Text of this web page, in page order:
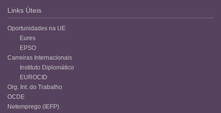
Links Úteis
Oportunidades na UE
Eures
EPSO
Carreiras Internacionais
Instituto Diplomático
EUROCID
Org. Int. do Trabalho
OCDE
Netemprego (IEFP)